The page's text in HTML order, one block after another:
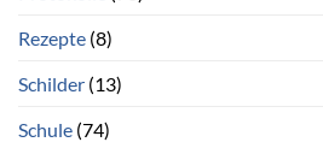
Rezepte (8)
Schilder (13)
Schule (74)